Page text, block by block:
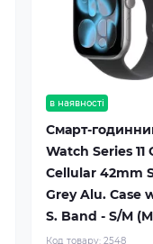
в наявності
Смарт-
Watch Series 11
Cellular 42mm
Grey Alu. Case
S. Band - S/M
Код товару:2548